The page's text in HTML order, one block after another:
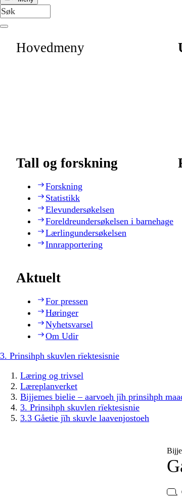
Hovedmeny
Tall og forskning
Forskning
Statistikk
Elevundersøkelsen
Foreldreundersøkelsen i barnehage
Lærlingundersøkelsen
Innrapportering
Aktuelt
For pressen
Høringer
Nyhetsvarsel
Om Udir
3. Prinsihph skuvlen rïektesisnie
Læring og trivsel
Læreplanverket
Bijjemes bielie – aarvoeh jïh prinsihph
3. Prinsihph skuvlen rïektesisnie
3.3 Gåetie jïh skuvle laavenjostoeh